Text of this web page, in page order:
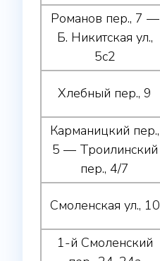
Романов пер., 7 —
Б. Никитская ул.,
5с2
Хлебный пер., 9
Карманицкий пер.,
5 — Троилинский
пер., 4/7
Смоленская ул., 10
1-й Смоленский